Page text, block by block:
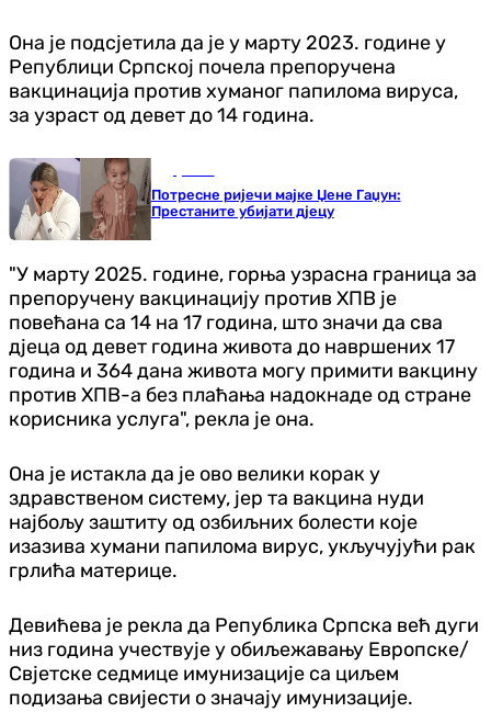
Она је подсјетила да је у марту 2023. године у
Републици Српској почела препоручена
вакцинација против хуманог папилома вируса,
за узраст од девет до 14 година.
Потресне ријечи мајке Џене Гаџун:
Престаните убијати дјецу
"У марту 2025. године, горња узрасна граница за
препоручену вакцинацију против ХПВ је
повећана са 14 на 17 година, што значи да сва
дјеца од девет година живота до навршених 17
година и 364 дана живота могу примити вакцину
против ХПВ-а без плаћања надокнаде од стране
корисника услуга", рекла је она.
Она је истакла да је ово велики корак у
здравственом систему, јер та вакцина нуди
најбољу заштиту од озбиљних болести које
изазива хумани папилома вирус, укључујући рак
грлића материце.
Девићева је рекла да Република Српска већ дуги
низ година учествује у обиљежавању Европске/
Свјетске седмице имунизације са циљем
подизања свијести о значају имунизације.